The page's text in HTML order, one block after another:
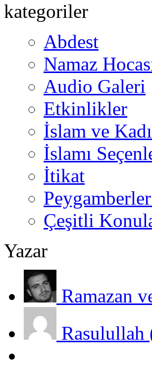
kategoriler
Abdest
Namaz
Audio Galeri
Etkinlikler
İslam ve
İslamı
İtikat
Çeşitli
Yazar
Ramazan
Rasulullah